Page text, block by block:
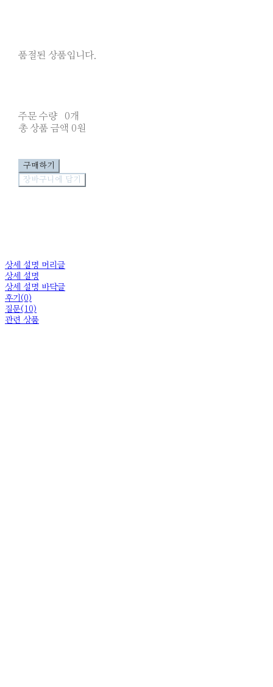
품절된 상품입니다.
주문 수량
0개
총 상품 금액 0원
구매하기
장바구니에 담기
상세 설명 머리글
상세 설명
상세 설명 바닥글
후기(0)
질문(10)
관련 상품